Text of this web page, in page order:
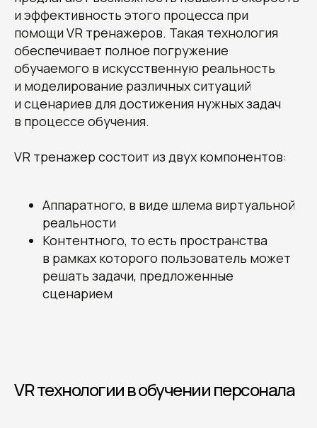
и эффективность этого процесса при
помощи VR тренажеров. Такая технология
обеспечивает полное погружение
обучаемого в искусственную реальность
и моделирование различных ситуаций
и сценариев для достижения нужных задач
в процессе обучения.
VR тренажер состоит из двух компонентов:
Аппаратного, в виде шлема виртуальной
реальности
Контентного, то есть пространства
в рамках которого пользователь может
решать задачи, предложенные
сценарием
VR технологии в обучении персонала